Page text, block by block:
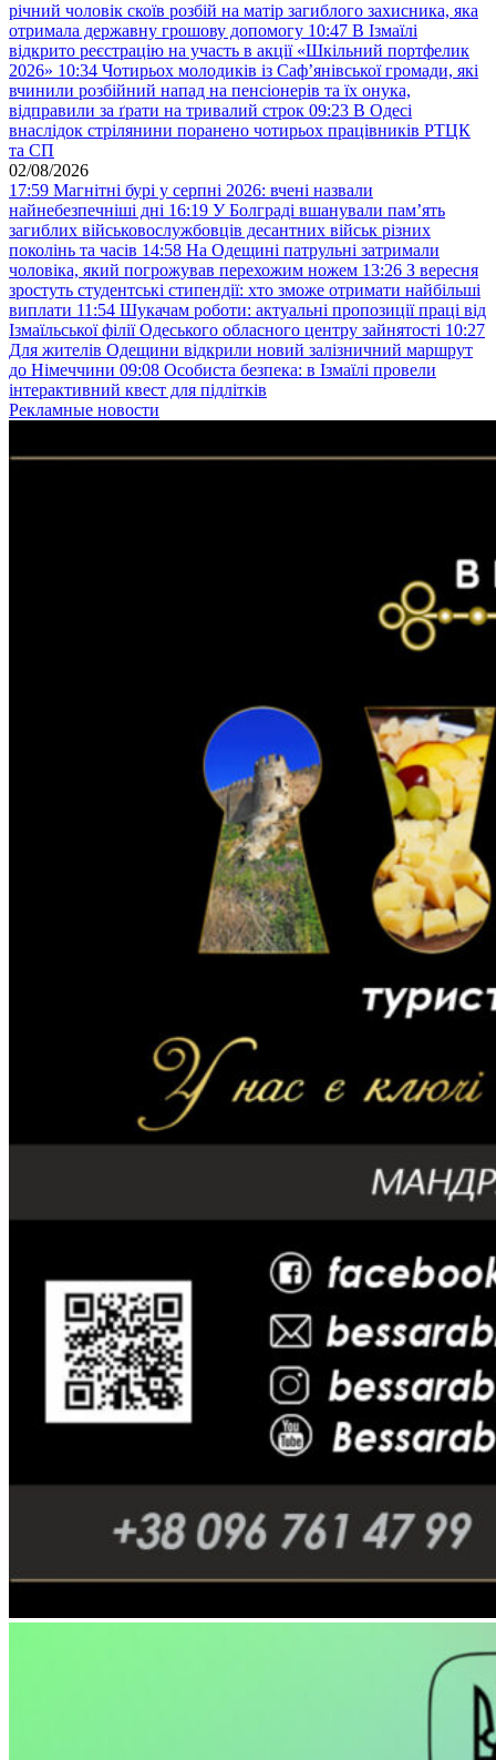
річний чоловік скоїв розбій на матір загиблого захисника, яка
отримала державну грошову допомогу 10:47 В Ізмаїлі
відкрито реєстрацію на участь в акції «Шкільний портфелик
2026» 10:34 Чотирьох молодиків із Саф’янівської громади, які
вчинили розбійний напад на пенсіонерів та їх онука,
відправили за ґрати на тривалий строк 09:23 В Одесі
внаслідок стрілянини поранено чотирьох працівників РТЦК
та СП
02/08/2026
17:59 Магнітні бурі у серпні 2026: вчені назвали
найнебезпечніші дні 16:19 У Болграді вшанували пам’ять
загиблих військовослужбовців десантних військ різних
поколінь та часів 14:58 На Одещині патрульні затримали
чоловіка, який погрожував перехожим ножем 13:26 З вересня
зростуть студентські стипендії: хто зможе отримати найбільші
виплати 11:54 Шукачам роботи: актуальні пропозиції праці від
Ізмаїльської філії Одеського обласного центру зайнятості 10:27
Для жителів Одещини відкрили новий залізничний маршрут
до Німеччини 09:08 Особиста безпека: в Ізмаїлі провели
інтерактивний квест для підлітків
Рекламные новости